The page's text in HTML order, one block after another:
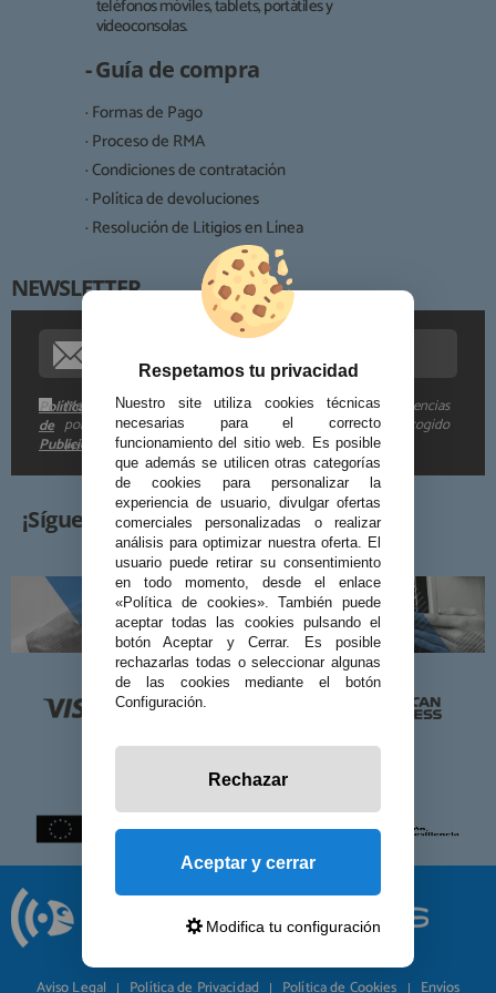
teléfonos móviles, tablets, portátiles y
videoconsolas.
- Guía de compra
· Formas de Pago
· Proceso de RMA
· Condiciones de contratación
· Política de devoluciones
· Resolución de Litigios en Línea
NEWSLETTER
Me gustaría recibir descuentos exclusivos, novedades y tendencias
por e-mail. Puedo darme de baja cuando quiera según lo recogido
en la
Política
de
Publicidad
Responsable:
Finalidad:
Destinatarios:
Derechos:
Procedencia de los datos:
Información adicional:
¡Síguenos!
Respetamos tu privacidad
Nuestro site utiliza cookies técnicas
necesarias para el correcto
funcionamiento del sitio web. Es posible
que además se utilicen otras categorías
de cookies para personalizar la
experiencia de usuario, divulgar ofertas
comerciales personalizadas o realizar
análisis para optimizar nuestra oferta. El
usuario puede retirar su consentimiento
en todo momento, desde el enlace
«Política de cookies». También puede
aceptar todas las cookies pulsando el
botón Aceptar y Cerrar. Es posible
rechazarlas todas o seleccionar algunas
de las cookies mediante el botón
Configuración.
Rechazar
Aceptar y cerrar
Modifica tu configuración